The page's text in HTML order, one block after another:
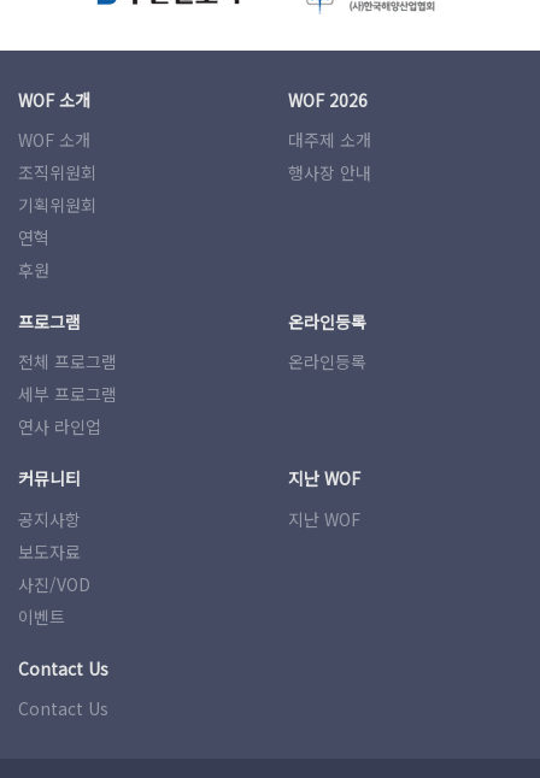
WOF 소개
WOF 소개
조직위원회
기획위원회
연혁
후원
WOF 2026
대주제 소개
행사장 안내
프로그램
전체 프로그램
세부 프로그램
연사 라인업
온라인등록
온라인등록
커뮤니티
공지사항
보도자료
사진/VOD
이벤트
지난 WOF
지난 WOF
Contact Us
Contact Us